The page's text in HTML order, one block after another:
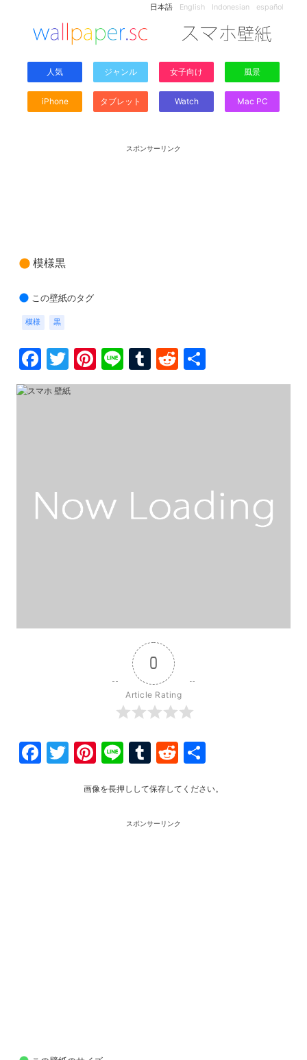
日本語 English Indonesian español
人気 ジャンル 女子向け 風景
iPhone タブレット Watch Mac PC
スポンサーリンク
模様黒
この壁紙のタグ
模様 黒
Facebook
Twitter
Pinterest
LineTumblr
Reddit
有
0
Article Rating
Facebook
Twitter
Pinterest
LineTumblr
Reddit
画像を長押しして保存してください。
スポンサーリンク